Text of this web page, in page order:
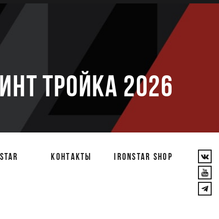
ТРОЙКА 2026
КОНТАКТЫ IRONSTAR SHOP